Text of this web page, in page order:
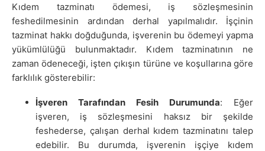
Kıdem tazminatı ödemesi, iş sözleşmesinin
feshedilmesinin ardından derhal yapılmalıdır. İşçinin
tazminat hakkı doğduğunda, işverenin bu ödemeyi yapma
yükümlülüğü bulunmaktadır. Kıdem tazminatının ne
zaman ödeneceği, işten çıkışın türüne ve koşullarına göre
farklılık gösterebilir:
İşveren Tarafından Fesih Durumunda: Eğer
işveren, iş sözleşmesini haksız bir şekilde
feshederse, çalışan derhal kıdem tazminatını talep
edebilir. Bu durumda, işverenin işçiye kıdem